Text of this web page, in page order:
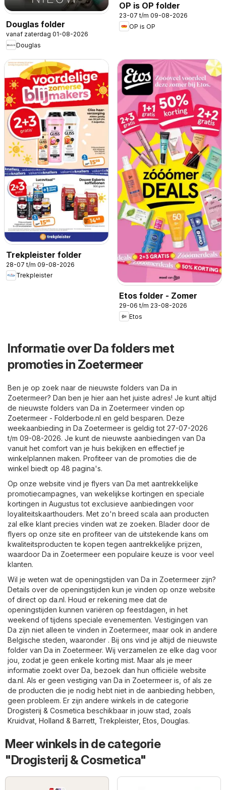
Douglas folder
vanaf zaterdag 01-08-2026
Douglas
OP is OP folder
23-07 t/m 09-08-2026
OP is OP
Trekpleister folder
28-07 t/m 09-08-2026
Trekpleister
Etos folder - Zomer
29-06 t/m 23-08-2026
Etos
Informatie over Da folders met
promoties in Zoetermeer
Ben je op zoek naar de nieuwste folders van Da in
Zoetermeer? Dan ben je hier aan het juiste adres! Je kunt altijd
de nieuwste folders van Da in Zoetermeer vinden op
Zoetermeer - Folderbode.nl en geld besparen. Deze
weekaanbieding in Da Zoetermeer is geldig tot 27-07-2026
t/m 09-08-2026. Je kunt de nieuwste aanbiedingen van Da
vanuit het comfort van je huis bekijken en effectief je
winkelplannen maken. Profiteer van de promoties die de
winkel biedt op 48 pagina's.
Op onze website vind je flyers van Da met aantrekkelijke
promotiecampagnes, van wekelijkse kortingen en speciale
kortingen in Augustus tot exclusieve aanbiedingen voor
loyaliteitskaarthouders. Met zo'n breed scala aan producten
zal elke klant precies vinden wat ze zoeken. Blader door de
flyers op onze site en profiteer van de uitstekende kans om
kwaliteitsproducten te kopen tegen aantrekkelijke prijzen,
waardoor Da in Zoetermeer een populaire keuze is voor veel
klanten.
Wil je weten wat de openingstijden van Da in Zoetermeer zijn?
Details over de openingstijden kun je vinden op onze website
of direct op da.nl. Houd er rekening mee dat de
openingstijden kunnen variëren op feestdagen, in het
weekend of tijdens speciale evenementen. Vestigingen van
Da zijn niet alleen te vinden in Zoetermeer, maar ook in andere
Belgische steden, waaronder . Bij ons vind je altijd de nieuwste
folder van Da in Zoetermeer. Wij verzamelen ze elke dag voor
jou, zodat je geen enkele korting mist. Maar als je meer
informatie zoekt over Da, bezoek dan hun officiële website
da.nl. Als er geen vestiging van Da in Zoetermeer is, of als ze
de producten die je nodig hebt niet in de aanbieding hebben,
geen probleem. Er zijn andere winkels in de categorie
Drogisterij & Cosmetica beschikbaar in jouw stad, zoals
Kruidvat Holland & Barrett Trekpleister, Etos Douglas.
Meer winkels in de categorie
"Drogisterij & Cosmetica"